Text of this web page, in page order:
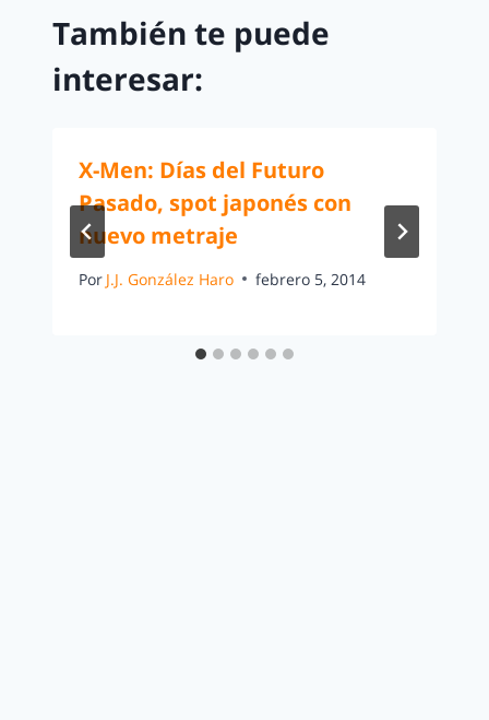
También te puede
interesar:
X-Men: Días del Futuro
Pasado, spot japonés con
nuevo metraje
Por J.J. González Haro febrero 5, 2014